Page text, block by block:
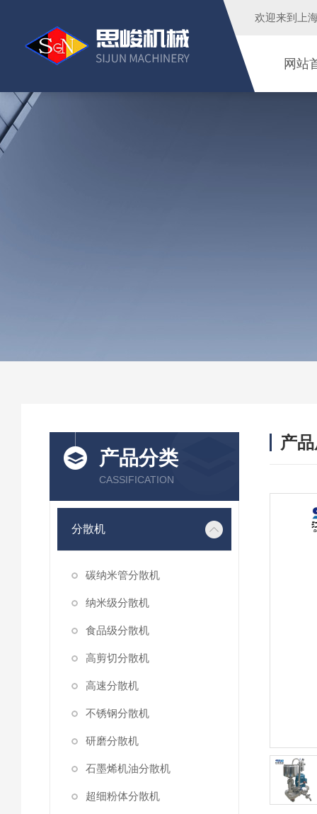
欢迎来到 上
网站
产品分类
CASSIFICATION
分散机
碳纳米管分散机
纳米级分散机
食品级分散机
高剪切分散机
高速分散机
不锈钢分散机
研磨分散机
石墨烯机油分散机
超细粉体分散机
产